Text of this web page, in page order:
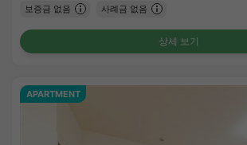
보증금 없음 사례금 없음
상세 보기
APARTMENT